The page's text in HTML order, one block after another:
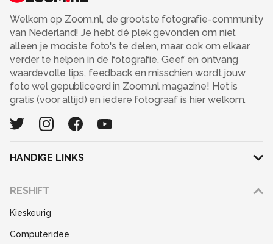
Welkom op Zoom.nl, de grootste fotografie-community
van Nederland! Je hebt dé plek gevonden om niet
alleen je mooiste foto's te delen, maar ook om elkaar
verder te helpen in de fotografie. Geef en ontvang
waardevolle tips, feedback en misschien wordt jouw
foto wel gepubliceerd in Zoom.nl magazine! Het is
gratis (voor altijd) en iedere fotograaf is hier welkom.
HANDIGE LINKS
RESHIFT
Kieskeurig
Computeridee